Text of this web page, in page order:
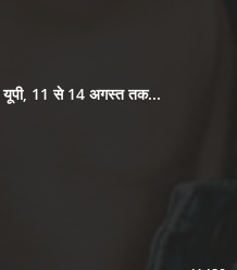
यूपी, 11 से 14 अगस्त तक...